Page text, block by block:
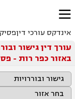

אינדקס עורכי דין
עורך דין גישור
באזור כפר רות -